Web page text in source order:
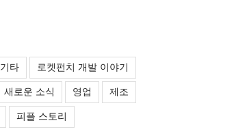
기타 로켓펀치 개발 이야기
새로운 소식 영업 제조
피플 스토리